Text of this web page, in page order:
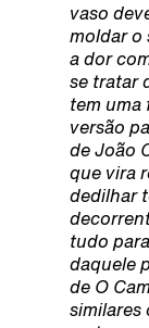
vaso
moldar o
a dor
se tratar
tem uma
versão
de João
que vira
dedilhar
tudo
daquele
de O
similares